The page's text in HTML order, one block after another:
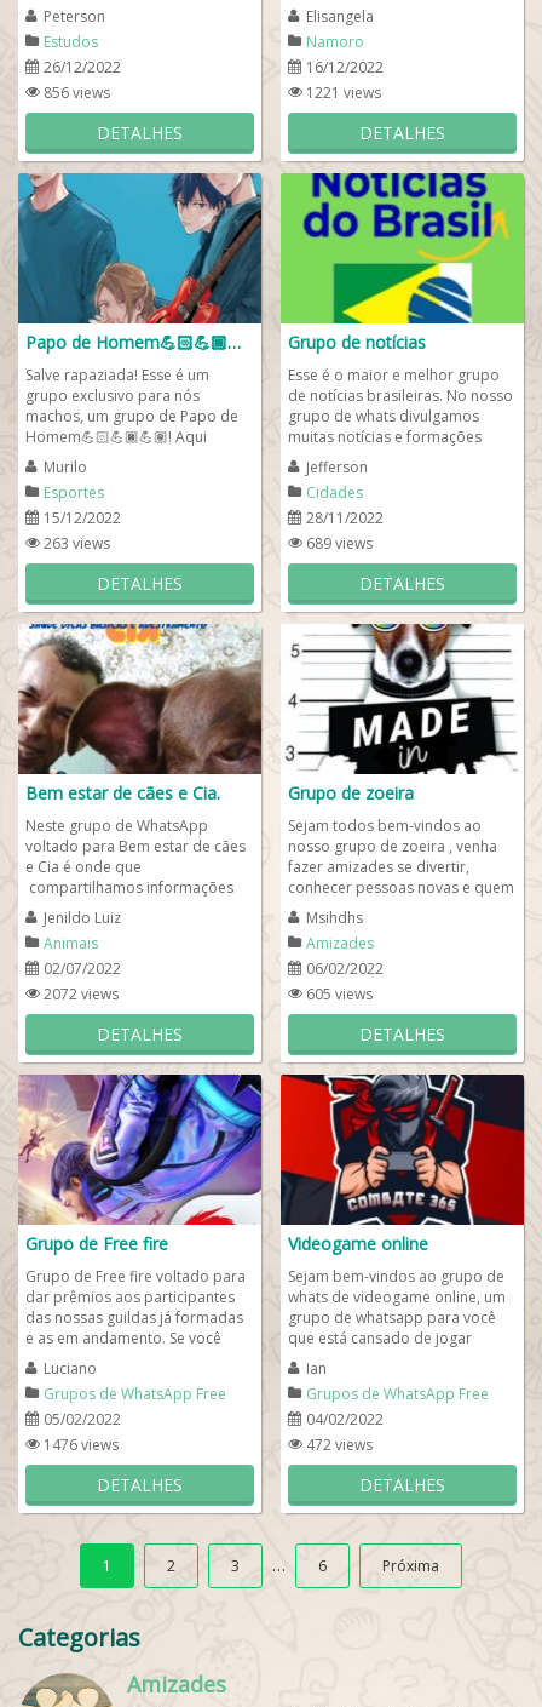
outras tantas curiosidades...
Peterson
Estudos
26/12/2022
856 views
DETALHES
se conhecer em todo o Brasil. Se
você está a fim de...
Elisangela
Namoro
16/12/2022
1221 views
DETALHES
Papo de Homem💪🏻💪🏿💪🏽
Salve rapaziada! Esse é um
grupo exclusivo para nós
machos, um grupo de Papo de
Homem💪🏻💪🏿💪🏽! Aqui
trocamos altas ideias, falamos
de futebol,...
Murilo
Esportes
15/12/2022
263 views
DETALHES
Grupo de notícias
Esse é o maior e melhor grupo
de notícias brasileiras. No nosso
grupo de whats divulgamos
muitas notícias e formações
brasileiras, notícias...
Jefferson
Cidades
28/11/2022
689 views
DETALHES
Bem estar de cães e Cia.
Neste grupo de WhatsApp
voltado para Bem estar de cães
e Cia é onde que
compartilhamos informações
que favorece o @Bem estar de
cães e outros animais...
Jenildo Luiz
Animais
02/07/2022
2072 views
DETALHES
Grupo de zoeira
Sejam todos bem-vindos ao
nosso grupo de zoeira , venha
fazer amizades se divertir,
conhecer pessoas novas e quem
sabe até seu parceiro ou
parceira!! ...
Msihdhs
Amizades
06/02/2022
605 views
DETALHES
Grupo de Free fire
Grupo de Free fire voltado para
dar prêmios aos participantes
das nossas guildas já formadas
e as em andamento. Se você
gosta de freefire, este é um
grupo...
Luciano
Grupos de WhatsApp Free
Fire
05/02/2022
1476 views
DETALHES
Videogame online
Sejam bem-vindos ao grupo de
whats de videogame online, um
grupo de whatsapp para você
que está cansado de jogar
sozinho e pegando trol nas
partidas. Vem...
Ian
Grupos de WhatsApp Free
Fire
04/02/2022
472 views
DETALHES
1 2 3 … 6 Próxima
Categorias
Amizades